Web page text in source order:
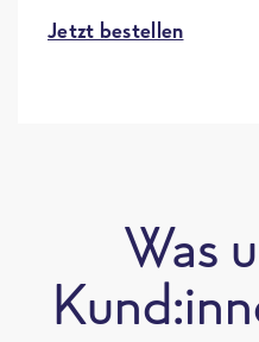
Jetzt bestellen
Was